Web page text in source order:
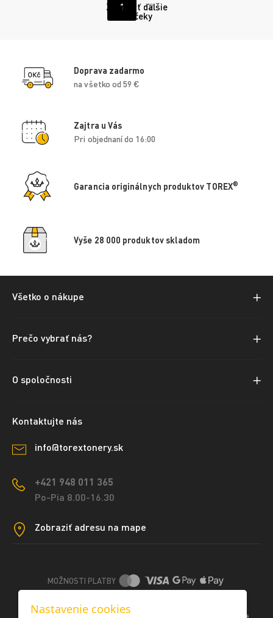
Zobraziť ďalšie
darčeky
1 2
Doprava zadarmo
na všetko od 59 €
Zajtra u Vás
Pri objednaní do 16:00
Garancia originálnych produktov TOREX®
Vyše 28 000 produktov skladom
Všetko o nákupe
Prečo vybrať nás?
O spoločnosti
Kontaktujte nás
info@torextonery.sk
+421 948 011 365
Po-Pia 8.00-16.30
Zobraziť adresu na mape
MOŽNOSTI PLATBY
Nastavenie cookies